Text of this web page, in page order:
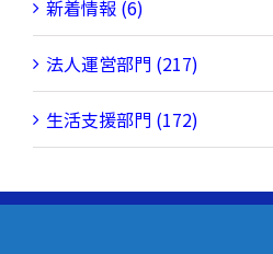
新着情報 (6)
法人運営部門 (217)
生活支援部門 (172)